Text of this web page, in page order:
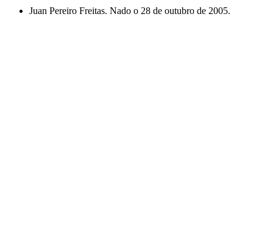
Juan Pereiro Freitas. Nado o 28 de outubro de 2005.